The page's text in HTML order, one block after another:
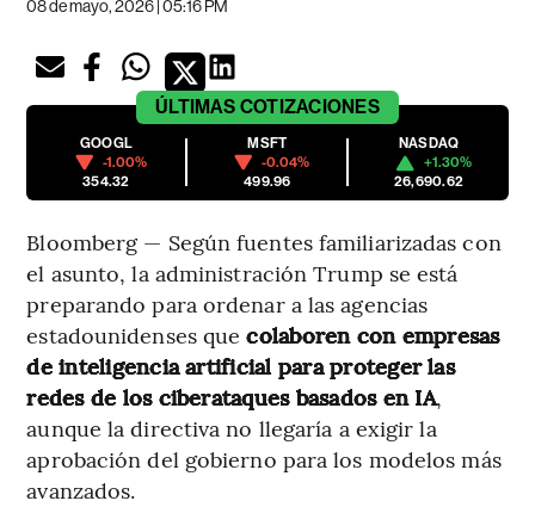
08 de mayo, 2026 | 05:16 PM
ÚLTIMAS COTIZACIONES
GOOGL
-1.00%
354.32
MSFT
-0.04%
499.96
NASDAQ
+1.30%
26,690.62
Bloomberg — Según fuentes familiarizadas con
el asunto, la administración Trump se está
preparando para ordenar a las agencias
estadounidenses quecolaboren con empresas
de inteligencia artificial para proteger las
redes de los ciberataques basados ​​en IA,
aunque la directiva no llegaría a exigir la
aprobación del gobierno para los modelos más
avanzados.